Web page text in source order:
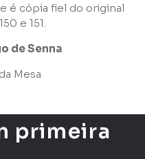
é cópia fiel do original
e 151.
de Senna
Mesa
primeira